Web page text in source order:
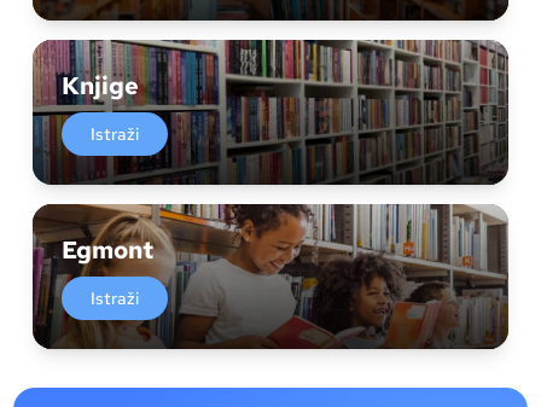
Knjige
Istraži
Egmont
Istraži